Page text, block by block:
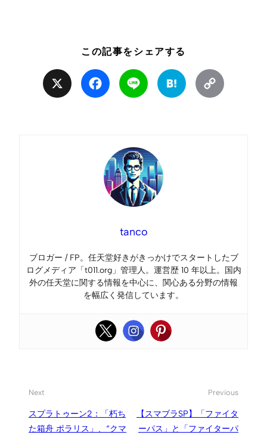
この記事をシェアする
Facebook Line Hatena
tanco
ブロガー / FP。任天堂好きがきっかけでスタートしたブ
ログメディア「t011.org」管理人。運営歴 10 年以上。国内
外の任天堂に関する情報を中心に、関心ある分野の情報
を幅広く発信しています。
Next
スプラトゥーン2：「朽ち
た箱舟 ポラリス」、“クマ
Previous
【スマブラSP】「ファイタ
ーパス」と「ファイターパ